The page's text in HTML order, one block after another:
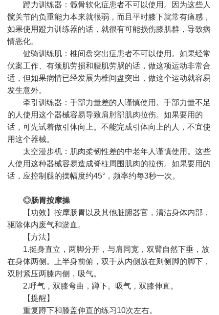
蹬力训练器：髋骨软化症患者不可以使用。因为这些人
髋关节的负重能力本来就很弱，而且平时膝下就常有痛感，
如果使用蹬力训练器的话，就很有可能损伤膝肌群，导致病
情恶化。
健骑训练肌：椎间盘突出症患者不可以使用。如果经常
伏案工作、有颈肌劳损和腰肌劳脶的话，做这项运动非常合
适，但如果病情已经发展为椎间盘突出，做这个运动就容易
发生意外。
牵引训练器：手部力量差的人谨慎使用。手部力量不足
的人使用这个器械容易导致肩肘部肌肉拉伤。如果要用的
话，可先试着做引体向上。不能完成引体向上的人，不宜使
用这个器械。
太空漫步机：肌肉柔韧性差的中老年人谨慎使用。这些
人使用这种器械容易造成脊柱周围肌肉的拉伤。如果要用的
话，应控制腿的摆幅度约45°，频率约每3秒一次。
◎肠胃按摩操
【功效】按摩肠胃以及其他脏腑器官，清洁身体内部，
驱除体内废气和淤血。
【方法】
1.挺身直立，两脚分开，与肩同宽，双臂自然下垂，放
在身体两侧。上半身前俯，双手从内侧放在则侧脚的脚下，
双肘紧压两膝内侧，吸气。
2.呼气，双膝弯曲，蹲下。吸气，双膝伸直。
【提醒】
重复蹲下和膝盖伸直的练习10次左右。